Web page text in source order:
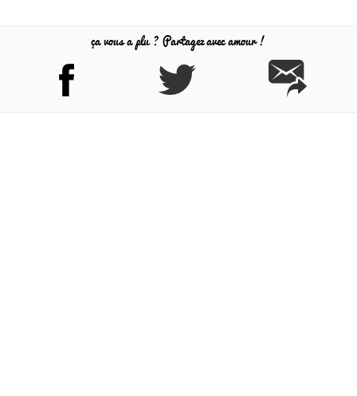
ça vous a plu ? Partagez avec amour !